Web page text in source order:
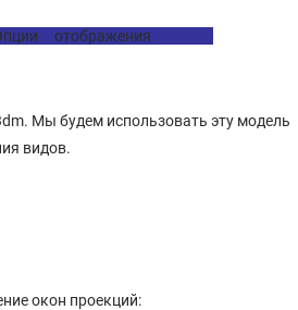
отображения
Мы будем использовать эту модель
видов.
окон проекций: